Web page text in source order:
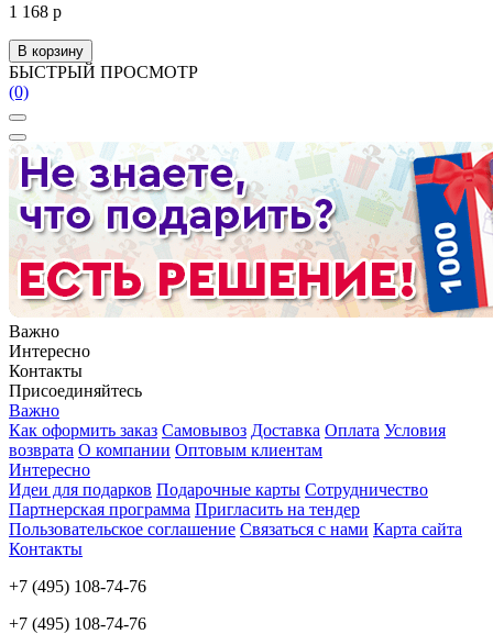
1 168 р
В корзину
БЫСТРЫЙ ПРОСМОТР
(0)
Важно
Интересно
Контакты
Присоединяйтесь
Важно
Как оформить заказ Самовывоз Доставка Оплата Условия
возврата О компании Оптовым клиентам
Интересно
Идеи для подарков Подарочные карты Сотрудничество
Партнерская программа Пригласить на тендер
Пользовательское соглашение Связаться с нами Карта сайта
Контакты
+7 (495) 108-74-76
+7 (495) 108-74-76